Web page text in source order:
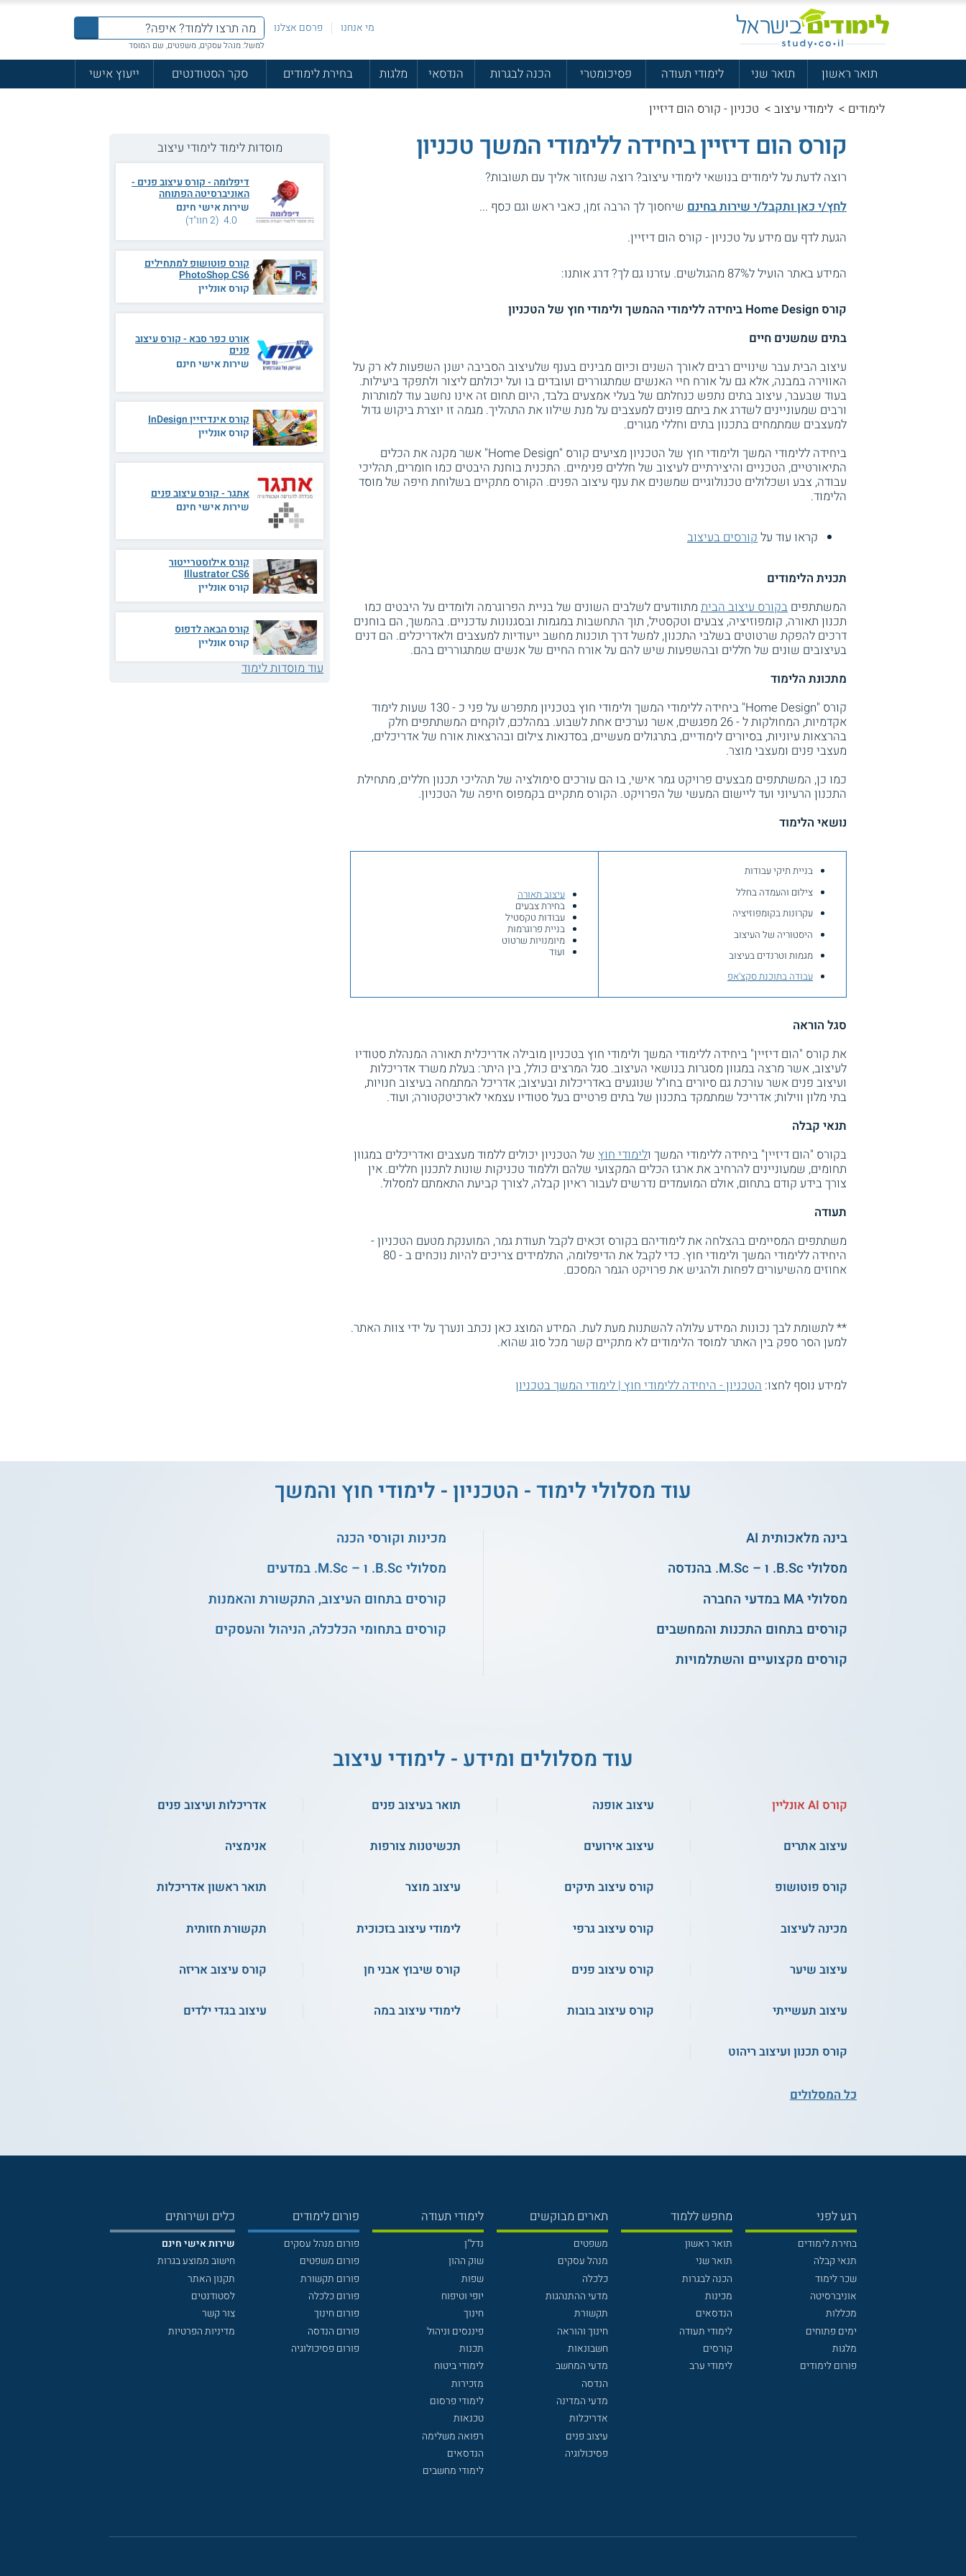
מי אנחנו פרסם אצלנו
למשל: מנהל עסקים, משפטים, שם המוסד
תואר ראשון תואר שני לימודי תעודה פסיכומטרי הכנה לבגרות הנדסאי מלגות בחירת לימודים סקר הסטודנטים
ייעוץ אישי
לימודים > לימודי עיצוב > טכניון - קורס הום דיזיין
קורס הום דיזיין ביחידה ללימודי המשך טכניון
רוצה לדעת על לימודים בנושאי לימודי עיצוב? רוצה שנחזור אליך עם תשובות?
לחץ/י כאן ותקבל/י שירות בחינם שיחסוך לך הרבה זמן, כאבי ראש וגם כסף ...
הגעת לדף עם מידע על טכניון - קורס הום דיזיין.
המידע באתר הועיל ל87% מהגולשים.
עזרנו גם לך? דרג אותנו:
קורס Home Design ביחידה ללימודי ההמשך ולימודי חוץ של הטכניון
בתים שמשנים חיים
עיצוב הבית עבר שינויים רבים לאורך השנים וכיום מבינים בענף שלעיצוב הסביבה ישנן השפעות לא רק על
האווירה במבנה, אלא גם על אורח חיי האנשים שמתגוררים ועובדים בו ועל יכולתם ליצור ולתפקד ביעילות.
בעוד שבעבר, עיצוב בתים נתפש כנחלתם של בעלי אמצעים בלבד, היום תחום זה אינו נחשב עוד למותרות
ורבים שמעוניינים לשדרג את ביתם פונים למעצבים על מנת שילוו את התהליך. מגמה זו יוצרת ביקוש גדול
למעצבים שמתמחים בתכנון בתים וחללי מגורים.
ביחידה ללימודי המשך ולימודי חוץ של הטכניון מציעים קורס "Home Design" אשר מקנה את הכלים
התיאורטיים, הטכניים והיצירתיים לעיצוב של חללים פנימיים. התכנית בוחנת היבטים כמו חומרים, תהליכי
עבודה, צבע ושכלולים טכנולוגיים שמשנים את ענף עיצוב הפנים. הקורס מתקיים בשלוחת חיפה של מוסד
הלימוד.
קראו עוד עלקורסים בעיצוב
תכנית הלימודים
המשתתפים בקורס עיצוב הבית מתוודעים לשלבים השונים של בניית הפרוגרמה ולומדים על היבטים כמו
תכנון תאורה, קומפוזיציה, צבעים וטקסטיל, תוך התחשבות במגמות ובסגנונות עדכניים. בהמשך, הם בוחנים
דרכים להפקת שרטוטים בשלבי התכנון, למשל דרך תוכנות מחשב ייעודיות למעצבים ולאדריכלים. הם דנים
בעיצובים שונים של חללים ובהשפעות שיש להם על אורח החיים של אנשים שמתגוררים בהם.
מתכונת הלימוד
קורס "Home Design" ביחידה ללימודי המשך ולימודי חוץ בטכניון מתפרש על פני כ - 130 שעות לימוד
אקדמיות, המחולקות ל - 26 מפגשים, אשר נערכים אחת לשבוע. במהלכם, לוקחים המשתתפים חלק
בהרצאות עיוניות, בסיורים לימודיים, בתרגולים מעשיים, בסדנאות צילום ובהרצאות אורח של אדריכלים,
מעצבי פנים ומעצבי מוצר.
כמו כן, המשתתפים מבצעים פרויקט גמר אישי, בו הם עורכים סימולציה של תהליכי תכנון חללים, מתחילת
התכנון הרעיוני ועד ליישום המעשי של הפרויקט. הקורס מתקיים בקמפוס חיפה של הטכניון.
נושאי הלימוד
בניית תיקי עבודות
צילום והעמדה בחלל
עקרונות בקומפוזיציה
היסטוריה של העיצוב
מגמות וטרנדים בעיצוב
עבודה בתוכנת סקצ'אפ
עיצוב תאורה
בחירת צבעים
עבודות טקסטיל
בניית פרוגרמות
מיומנויות שרטוט
ועוד
סגל הוראה
את קורס "הום דיזיין" ביחידה ללימודי המשך ולימודי חוץ בטכניון מובילה אדריכלית תאורה המנהלת סטודיו
לעיצוב, אשר מרצה במגוון מסגרות בנושאי העיצוב. סגל המרצים כולל, בין היתר: בעלת משרד אדריכלות
ועיצוב פנים אשר עורכת גם סיורים בחו"ל שנוגעים באדריכלות ובעיצוב; אדריכל המתמחה בעיצוב חנויות,
בתי מלון ווילות; אדריכל שמתמקד בתכנון של בתים פרטיים בעל סטודיו עצמאי לארכיטקטורה; ועוד.
תנאי קבלה
בקורס "הום דיזיין" ביחידה ללימודי המשך ולימודי חוץ של הטכניון יכולים ללמוד מעצבים ואדריכלים במגוון
תחומים, שמעוניינים להרחיב את ארגז הכלים המקצועי שלהם וללמוד טכניקות שונות לתכנון חללים. אין
צורך בידע קודם בתחום, אולם המועמדים נדרשים לעבור ראיון קבלה, לצורך קביעת התאמתם למסלול.
תעודה
משתתפים המסיימים בהצלחה את לימודיהם בקורס זכאים לקבל תעודת גמר, המוענקת מטעם הטכניון -
היחידה ללימודי המשך ולימודי חוץ. כדי לקבל את הדיפלומה, התלמידים צריכים להיות נוכחים ב - 80
אחוזים מהשיעורים לפחות ולהגיש את פרויקט הגמר המסכם.
** לתשומת לבך נכונות המידע עלולה להשתנות מעת לעת. המידע המוצג כאן נכתב ונערך על ידי צוות האתר.
למען הסר ספק בין האתר למוסד הלימודים לא מתקיים קשר מכל סוג שהוא.
למידע נוסף לחצו: הטכניון - היחידה ללימודי חוץ | לימודי המשך בטכניון
מוסדות לימוד לימודי עיצוב
דיפלומה - קורס עיצוב פנים -
האוניברסיטה הפתוחה
שירות אישי חינם
4.0 (2 חוו"ד)
קורס פוטושופ למתחילים
PhotoShop CS6
קורס אונליין
אורט כפר סבא - קורס עיצוב
פנים
שירות אישי חינם
קורס אינדיזיין InDesign
קורס אונליין
אתגר - קורס עיצוב פנים
שירות אישי חינם
קורס אילוסטרייטור
Illustrator CS6
קורס אונליין
קורס הבאה לדפוס
קורס אונליין
עוד מוסדות לימוד
עוד מסלולי לימוד - הטכניון - לימודי חוץ והמשך
בינה מלאכותית AI
מסלולי B.Sc. ו – M.Sc. בהנדסה
מסלולי MA במדעי החברה
קורסים בתחום התכנות והמחשבים
קורסים מקצועיים והשתלמויות
מכינות וקורסי הכנה
מסלולי B.Sc. ו – M.Sc. במדעים
קורסים בתחום העיצוב, התקשורת והאמנות
קורסים בתחומי הכלכלה, הניהול והעסקים
עוד מסלולים ומידע - לימודי עיצוב
קורס AI אונליין עיצוב אופנה תואר בעיצוב פנים אדריכלות ועיצוב פנים
עיצוב אתרים עיצוב אירועים תכשיטנות צורפות אנימציה
קורס פוטושופ קורס עיצוב תיקים עיצוב מוצר תואר ראשון אדריכלות
מכינה לעיצוב קורס עיצוב גרפי לימודי עיצוב בזכוכית תקשורת חזותית
עיצוב שיער קורס עיצוב פנים קורס שיבוץ אבני חן קורס עיצוב אריזה
עיצוב תעשייתי קורס עיצוב בובות לימודי עיצוב במה עיצוב בגדי ילדים
קורס תכנון ועיצוב ריהוט
כל המסלולים
רגע לפני
בחירת לימודים
תנאי קבלה
שכר לימוד
אוניברסיטה
מכללות
ימים פתוחים
מלגות
פורום לימודים
מחפש ללמוד
תואר ראשון
תואר שני
הכנה לבגרות
מכינות
הנדסאים
לימודי תעודה
קורסים
לימודי ערב
תארים מבוקשים
משפטים
מנהל עסקים
כלכלה
מדעי ההתנהגות
תקשורת
חינוך והוראה
חשבונאות
מדעי המחשב
הנדסה
מדעי המדינה
אדריכלות
עיצוב פנים
פסיכולוגיה
לימודי תעודה
נדל"ן
שוק ההון
שפות
יופי וטיפוח
חינוך
פיננסים וניהול
תכנות
לימודי ביטוח
מזכירות
לימודי פרסום
טכנאות
רפואה משלימה
הנדסאים
לימודי מחשבים
פורום לימודים
פורום מנהל עסקים
פורום משפטים
פורום תקשורת
פורום כלכלה
פורום חינוך
פורום הנדסה
פורום פסיכולוגיה
כלים ושירותים
שירות אישי חינם
חישוב ממוצע בגרות
תקנון האתר
לסטודנטים
צור קשר
מדיניות הפרטיות